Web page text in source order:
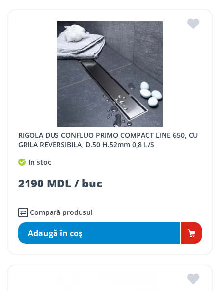
RIGOLA DUS CONFLUO PRIMO COMPACT LINE 650, CU
GRILA REVERSIBILA, D.50 H.52mm 0,8 L/S
În stoc
2190 MDL / buc
Compară produsul
Adaugă în coş